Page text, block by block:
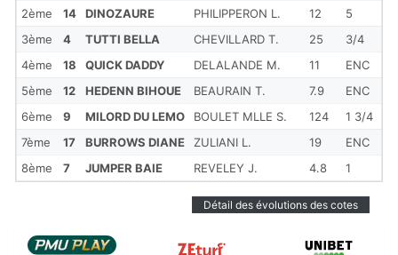
2ème
14 DINOZAURE PHILIPPERON L. 12
5
3ème
4 TUTTI BELLA CHEVILLARD T. 25
3/4
4ème
18 QUICK DADDY DELALANDE M. 11
ENC
5ème
12 HEDENN BIHOUE BEAURAIN T. 7.9
ENC
6ème
9 MILORD DU LEMO BOULET MLLE S. 124
1 3/4
7ème
17 BURROWS DIANE ZULIANI L. 19
ENC
8ème
7 JUMPER BAIE REVELEY J. 4.8 1
Détail des évolutions des cotes